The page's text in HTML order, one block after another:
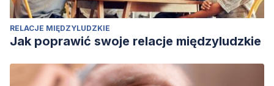
RELACJE MIĘDZYLUDZKIE
Jak poprawić swoje relacje międzyludzkie